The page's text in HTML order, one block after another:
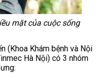
mặt của cuộc sống
(Khoa Khám bệnh và Nội
Hà Nội) có 3 nhóm